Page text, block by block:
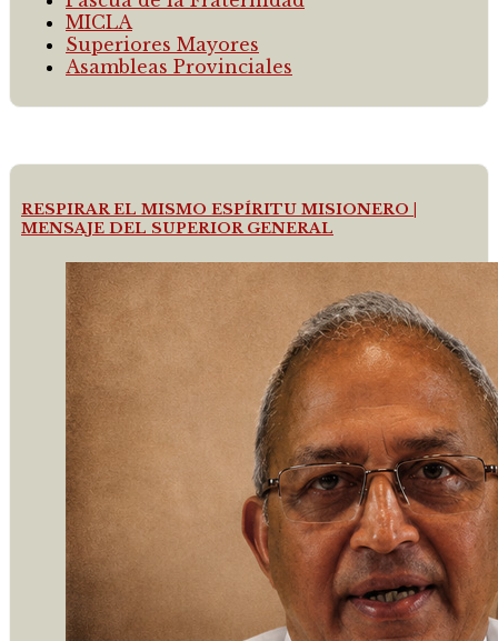
MICLA
Superiores Mayores
Asambleas Provinciales
RESPIRAR EL MISMO ESPÍRITU MISIONERO |
MENSAJE DEL SUPERIOR GENERAL